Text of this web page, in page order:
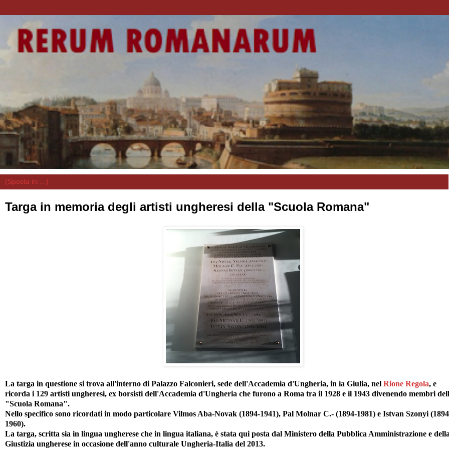
Targa in memoria degli artisti ungheresi della "Scuola Romana"
La targa in questione si trova all'interno di Palazzo Falconieri, sede dell'Accademia d'Ungheria, in ia Giulia, nel Rione Regola, e
ricorda i 129 artisti ungheresi, ex borsisti dell'Accademia d'Ungheria che furono a Roma tra il 1928 e il 1943 divenendo membri
"Scuola Romana".
Nello specifico sono ricordati in modo particolare Vilmos Aba-Novak (1894-1941), Pal Molnar C.- (1894-1981) e Istvan Szonyi
1960).
La targa, scritta sia in lingua ungherese che in lingua italiana, è stata qui posta dal Ministero della Pubblica Amministrazione e
Giustizia ungherese in occasione dell'anno culturale Ungheria-Italia del 2013.